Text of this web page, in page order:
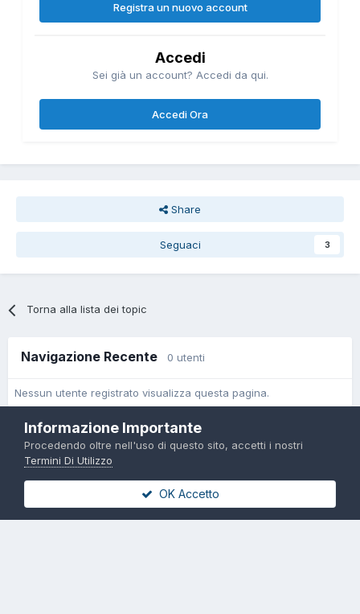
Registra un nuovo account
Accedi
Sei già un account? Accedi da qui.
Accedi Ora
Share
Seguaci 3
Torna alla lista dei topic
Navigazione Recente 0 utenti
Nessun utente registrato visualizza questa pagina.
Cambia Tema
Contattaci
Informazione Importante
Procedendo oltre nell'uso di questo sito, accetti i nostri
Termini Di Utilizzo
OK Accetto